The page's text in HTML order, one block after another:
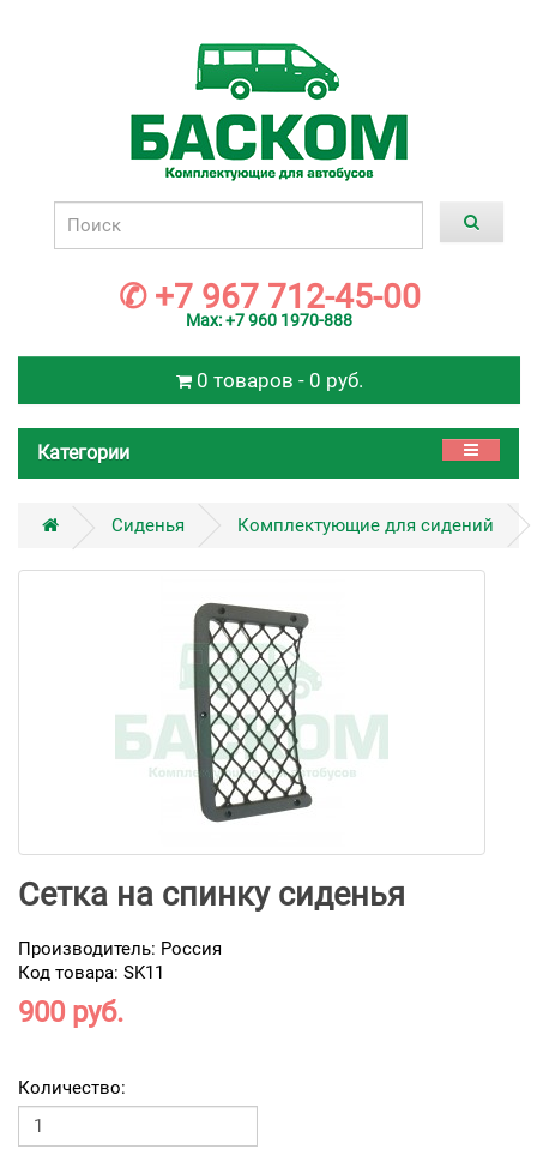
✆ +7 967 712-45-00
Max: +7 960 1970-888
0 товаров - 0 руб.
Категории
Сиденья Комплектующие для сидений
Сетка на спинку сиденья
Производитель: Россия
Код товара: SK11
900 руб.
Количество: